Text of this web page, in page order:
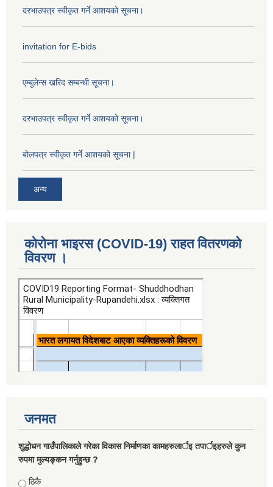
दरभाउपत्र स्वीकृत गर्ने आशयको सूचना।
invitation for E-bids
एम्बुलेन्स खरिद सम्बन्धी सूचना।
दरभाउपत्र स्वीकृत गर्ने आशयको सूचना।
बोलपत्र स्वीकृत गर्ने आशयको सूचना |
अन्य
कोरोना भाइरस (COVID-19) राहत वितरणको
विवरण ।
जनमत
शुद्धोधन गाउँपालिकाले गरेका विकास निर्माणका कामहरुलार्इ तपार्इहरुले कुन
रुपमा मुल्यङ्कन गर्नुहुन्छ ?
Choices
ठिकै